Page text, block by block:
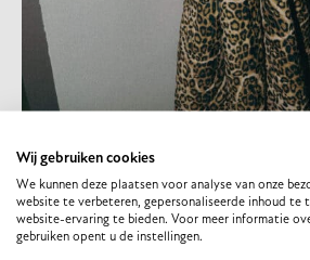
Gebruik spiegels als
functioneel
Wij gebruiken cookies
We kunnen deze plaatsen voor analyse van onze
website te verbeteren, gepersonaliseerde inhoud te
website-ervaring te bieden. Voor meer informatie
gebruiken opent u de instellingen.